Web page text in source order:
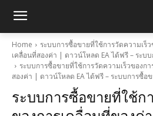
Home
ระบบการซื้อขายที่ใช้การวัดความเร็
เคลื่อนที่สองค่า | ดาวน์โหลด EA ได้ฟรี – ระบ
ระบบการซื้อขายที่ใช้การวัดความเร็วของก
สองค่า | ดาวน์โหลด EA ได้ฟรี – ระบบการซื้อ
ระบบการซื้อขายที่ใช้ก